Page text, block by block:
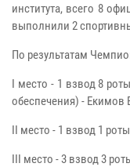
института, всего 8
выполнили 2
По результатам
I место - 1 взвод 8
обеспечения) - Екимов
II место - 1 взвод 1
III место - 3 взвод 3